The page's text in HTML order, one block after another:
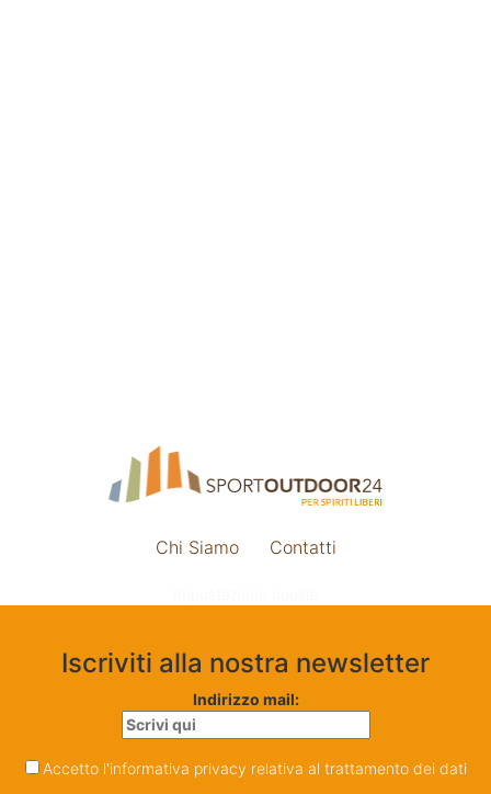
Chi Siamo Contatti
Iscriviti alla nostra newsletter
Indirizzo mail:
Accetto l'informativa privacy relativa al trattamento dei dati